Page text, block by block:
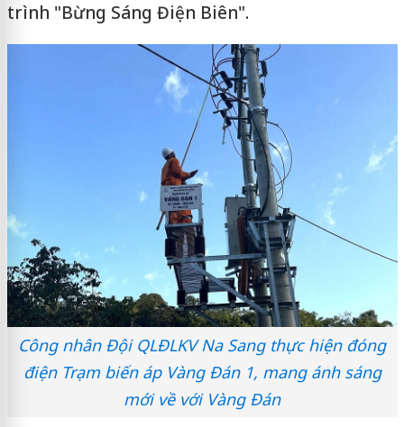
trình "Bừng Sáng Điện Biên".
Công nhân Đội QLĐLKV Na Sang thực hiện đóng
điện Trạm biến áp Vàng Đán 1, mang ánh sáng
mới về với Vàng Đán